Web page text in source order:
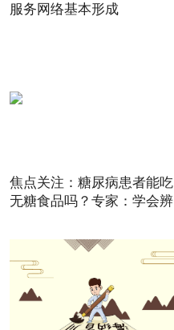
服务网络基本形成
焦点关注：糖尿病患者能吃
无糖食品吗？专家：学会辨